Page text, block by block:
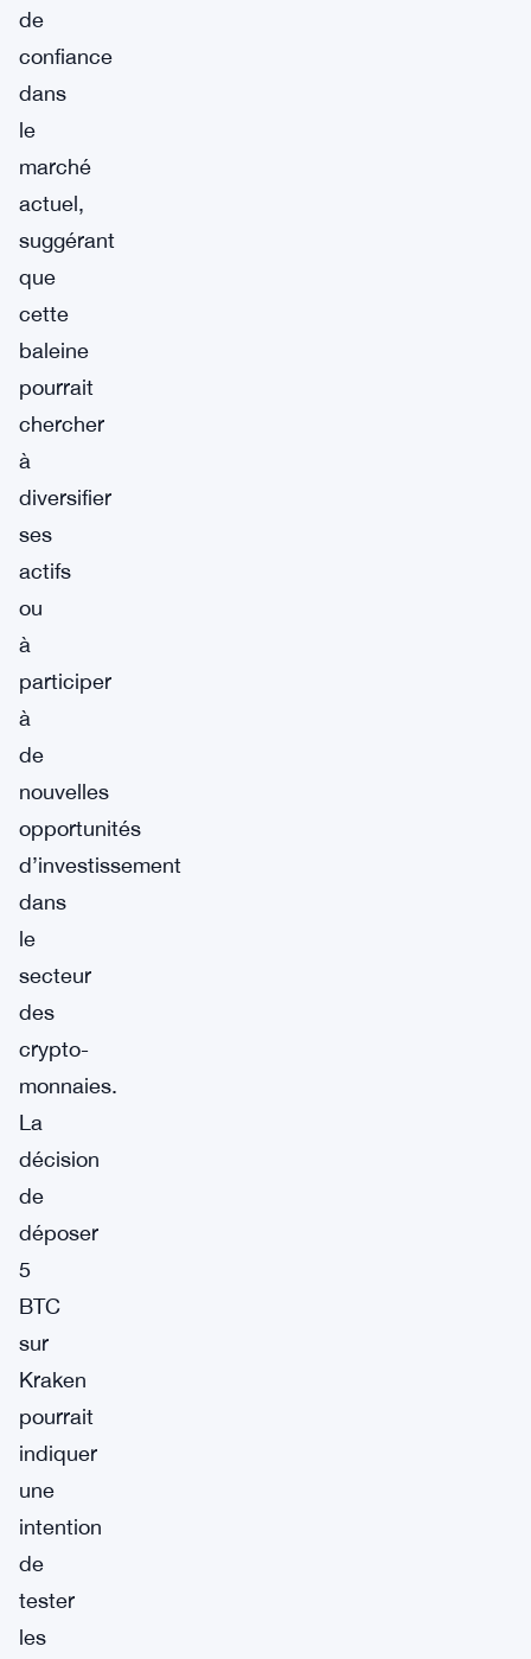
de
confiance
dans
le
marché
actuel,
suggérant
que
cette
baleine
pourrait
chercher
à
diversifier
ses
actifs
ou
à
participer
à
de
nouvelles
opportunités
d’investissement
dans
le
secteur
des
crypto-
monnaies.
La
décision
de
déposer
5
BTC
sur
Kraken
pourrait
indiquer
une
intention
de
tester
les